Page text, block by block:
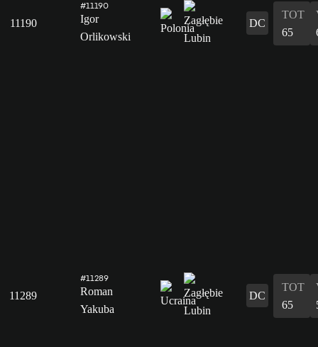
11190
#11190
Igor
Orlikowski
DC
TOT
65
11289
#11289
Roman
Yakuba
DC
TOT
65